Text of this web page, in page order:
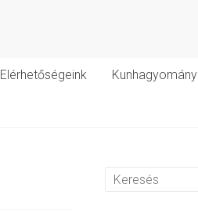
Elérhetőségeink Kunhagyomány